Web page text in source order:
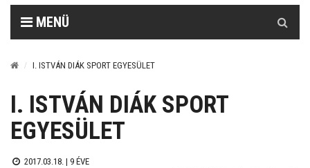
MENÜ
I. ISTVÁN DIÁK SPORT EGYESÜLET
I. ISTVÁN DIÁK SPORT
EGYESÜLET
2017.03.18. | 9 ÉVE